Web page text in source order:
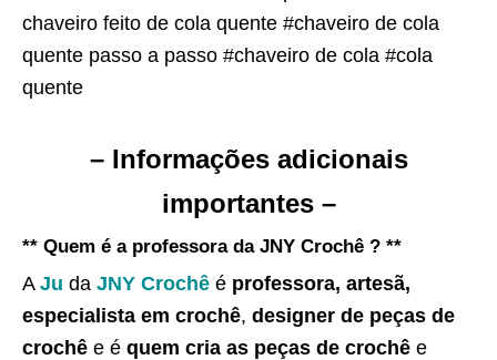
chaveiro feito de cola quente #chaveiro de cola
quente passo a passo #chaveiro de cola #cola
quente
– Informações adicionais
importantes –
** Quem é a professora da JNY Crochê ? **
A Ju da JNY Crochê é professora, artesã,
especialista em crochê, designer de peças de
crochê e é quem cria as peças de crochê e